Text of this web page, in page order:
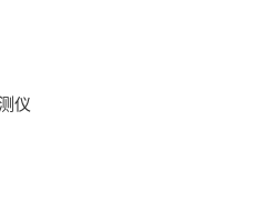
仪